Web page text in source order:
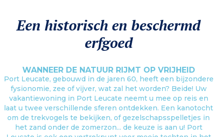
Een historisch en beschermd
erfgoed
WANNEER DE NATUUR RIJMT OP VRIJHEID
Port Leucate, gebouwd in de jaren 60, heeft een bijzondere
fysionomie, zee of vijver, wat zal het worden? Beide! Uw
vakantiewoning in Port Leucate neemt u mee op reis en
laat u twee verschillende sferen ontdekken. Een kanotocht
om de trekvogels te bekijken, of gezelschapsspelletjes in
het zand onder de zomerzon... de keuze is aan u! Port